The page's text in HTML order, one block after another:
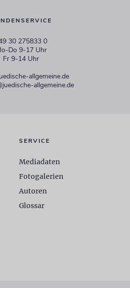
30 275833 0
Do 9-17 Uhr
Fr 9-14 Uhr
allgemeine.de
allgemeine.de
SERVICE
Mediadaten
Fotogalerien
Autoren
Glossar